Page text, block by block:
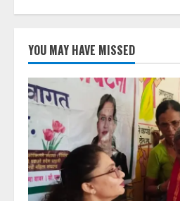
YOU MAY HAVE MISSED